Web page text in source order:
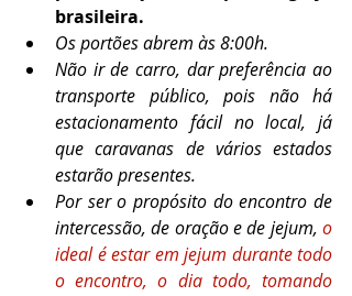
brasileira.
Os portões abrem às 8:00h.
Não ir de carro, dar preferência ao
transporte público, pois não há
estacionamento fácil no local, já
que caravanas de vários estados
estarão presentes.
Por ser o propósito do encontro de
intercessão, de oração e de jejum, o
ideal é estar em jejum durante todo
o encontro, o dia todo, tomando